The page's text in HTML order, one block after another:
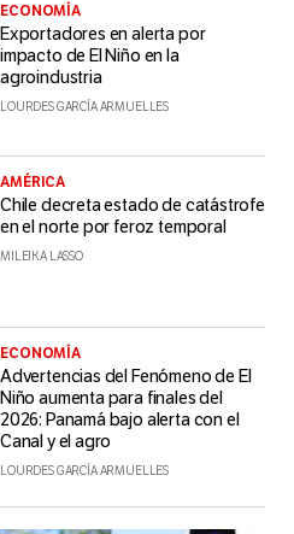
ECONOMÍA
Exportadores en alerta por
impacto de El Niño en la
agroindustria
LOURDES GARCÍA ARMUELLES
AMÉRICA
Chile decreta estado de catástrofe
en el norte por feroz temporal
MILEIKA LASSO
ECONOMÍA
Advertencias del Fenómeno de El
Niño aumenta para finales del
2026: Panamá bajo alerta con el
Canal y el agro
LOURDES GARCÍA ARMUELLES